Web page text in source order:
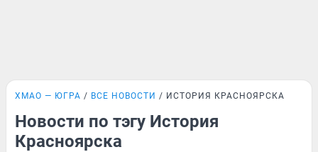
ХМАО — ЮГРА ВСЕ НОВОСТИ ИСТОРИЯ КРАСНОЯРСКА
Новости по тэгу История
Красноярска